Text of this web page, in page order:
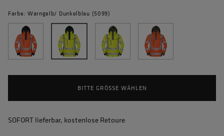
Farbe: Warngelb/ Dunkelblau (5099)
BITTE GRÖSSE WÄHLEN
SOFORT lieferbar, kostenlose Retoure